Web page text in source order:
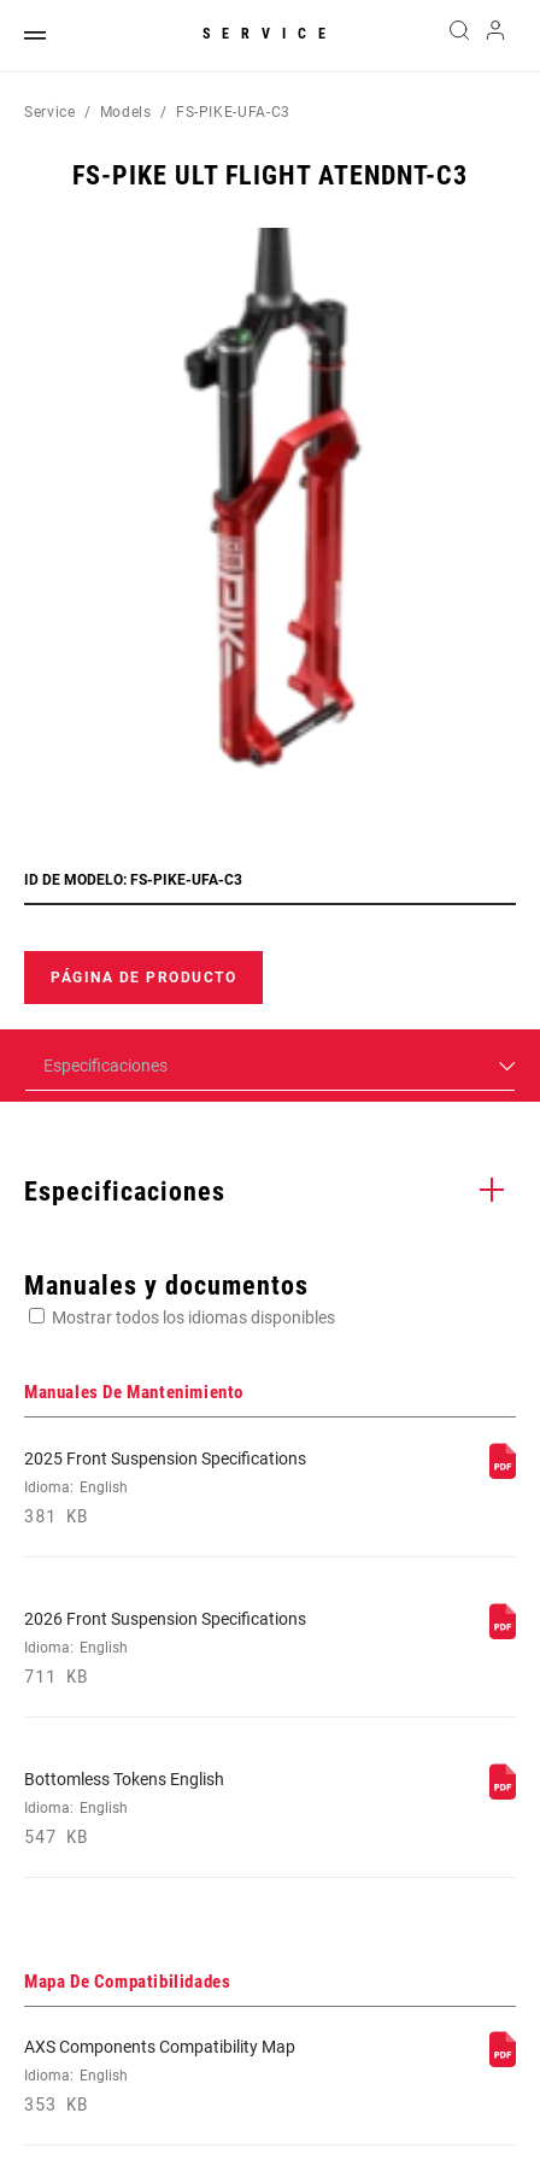
SERVICE
Service Models FS-PIKE-UFA-C3
FS-PIKE ULT FLIGHT ATENDNT-C3
ID DE MODELO: FS-PIKE-UFA-C3
PÁGINA DE PRODUCTO
Especificaciones
Especificaciones
FENDER
COMPATIBILITY
Manuales y documentos
Mostrar todos los idiomas disponibles
Manuales De Mantenimiento
2025 Front Suspension Specifications
Idioma: English
381 KB
2026 Front Suspension Specifications
Idioma: English
711 KB
Bottomless Tokens English
Idioma: English
547 KB
Mapa De Compatibilidades
AXS Components Compatibility Map
Idioma: English
353 KB